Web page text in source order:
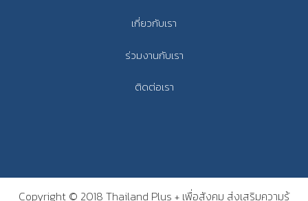
เกี่ยวกับเรา
ร่วมงานกับเรา
ติดต่อเรา
Copyright © 2018 Thailand Plus + เพื่อสังคม ส่งเสริมความรู้